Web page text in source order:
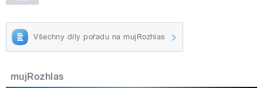
Všechny díly pořadu na mujRozhlas
mujRozhlas